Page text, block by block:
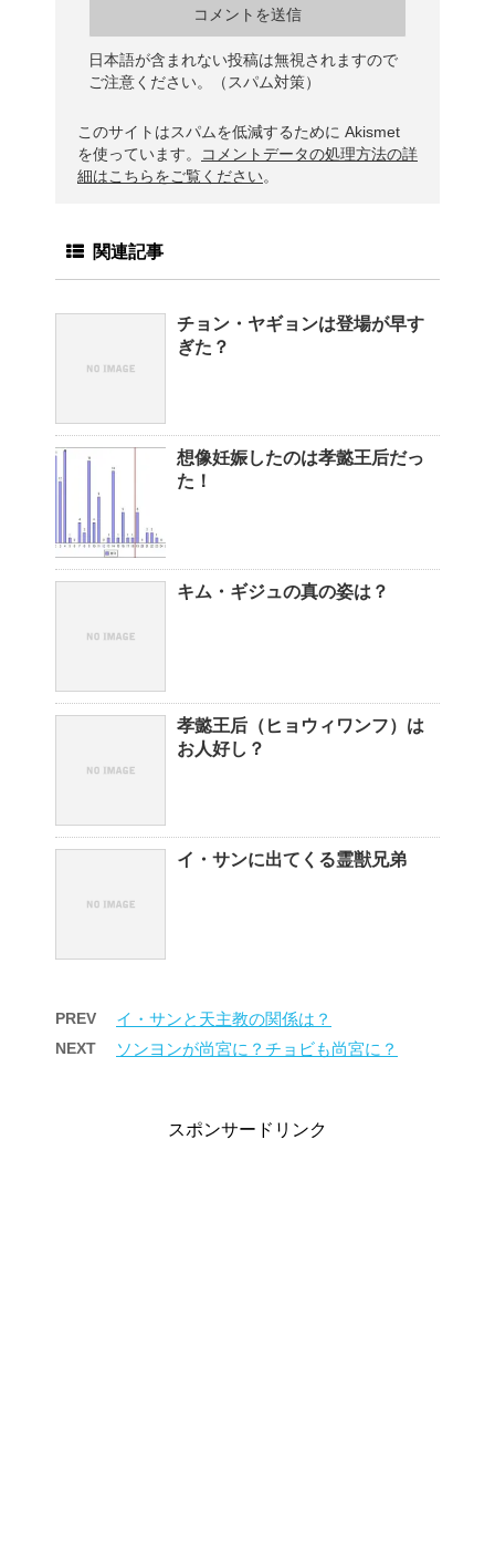
日本語が含まれない投稿は無視されますので
ご注意ください。（スパム対策）
このサイトはスパムを低減するために Akismet
を使っています。
コメントデータの処理方法の詳
細はこちらをご覧ください。
関連記事
チョン・ヤギョンは登場が早す
ぎた？
想像妊娠したのは孝懿王后だっ
た！
キム・ギジュの真の姿は？
孝懿王后（ヒョウィワンフ）は
お人好し？
イ・サンに出てくる霊獣兄弟
PREV イ・サンと天主教の関係は？
NEXT ソンヨンが尚宮に？チョビも尚宮に？
スポンサードリンク